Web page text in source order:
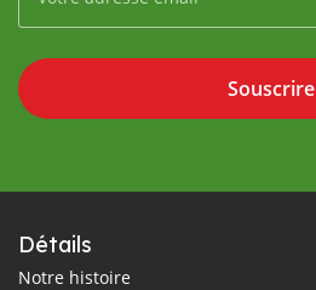
Souscrire
Détails
Notre histoire